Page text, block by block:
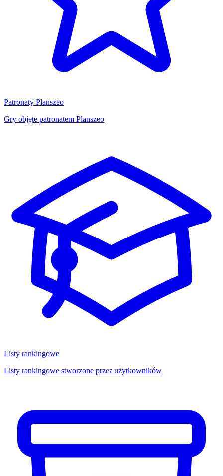
Patronaty Planszeo
Gry objęte patronatem Planszeo
Listy rankingowe
Listy rankingowe stworzone przez użytkowników